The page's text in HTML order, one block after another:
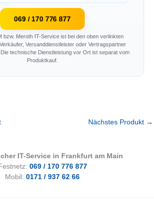
069 / 170 776 877
bzw. Meroth IT-Service ist bei den oben verlinkten
Versanddienstleister oder Vertragspartner
technische Dienstleistung vor Ort ist separat vom
Produktkauf.
Nächstes Produkt →
IT-Service in Frankfurt am Main
069 / 170 776 877
Mobil: 0171 / 937 62 66